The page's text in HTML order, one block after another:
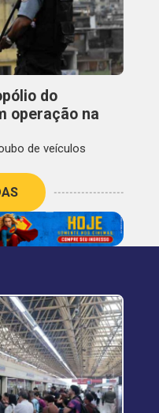
do
operação na
de veículos